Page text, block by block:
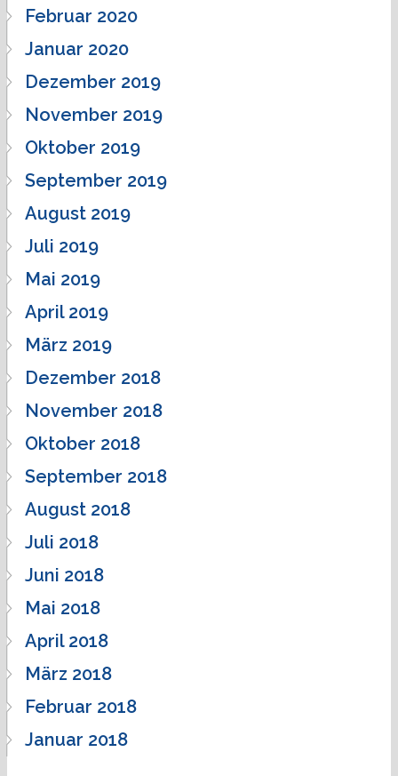
Februar 2020
Januar 2020
Dezember 2019
November 2019
Oktober 2019
September 2019
August 2019
Juli 2019
Mai 2019
April 2019
März 2019
Dezember 2018
November 2018
Oktober 2018
September 2018
August 2018
Juli 2018
Juni 2018
Mai 2018
April 2018
März 2018
Februar 2018
Januar 2018